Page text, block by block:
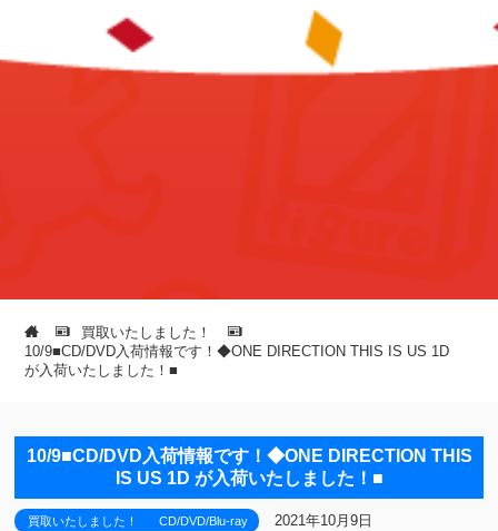
買取いたしました！
10/9■CD/DVD入荷情報です！◆ONE DIRECTION THIS IS US 1D
が入荷いたしました！■
10/9■CD/DVD入荷情報です！◆ONE DIRECTION THIS
IS US 1D が入荷いたしました！■
買取いたしました！ CD/DVD/Blu-ray 2021年10月9日